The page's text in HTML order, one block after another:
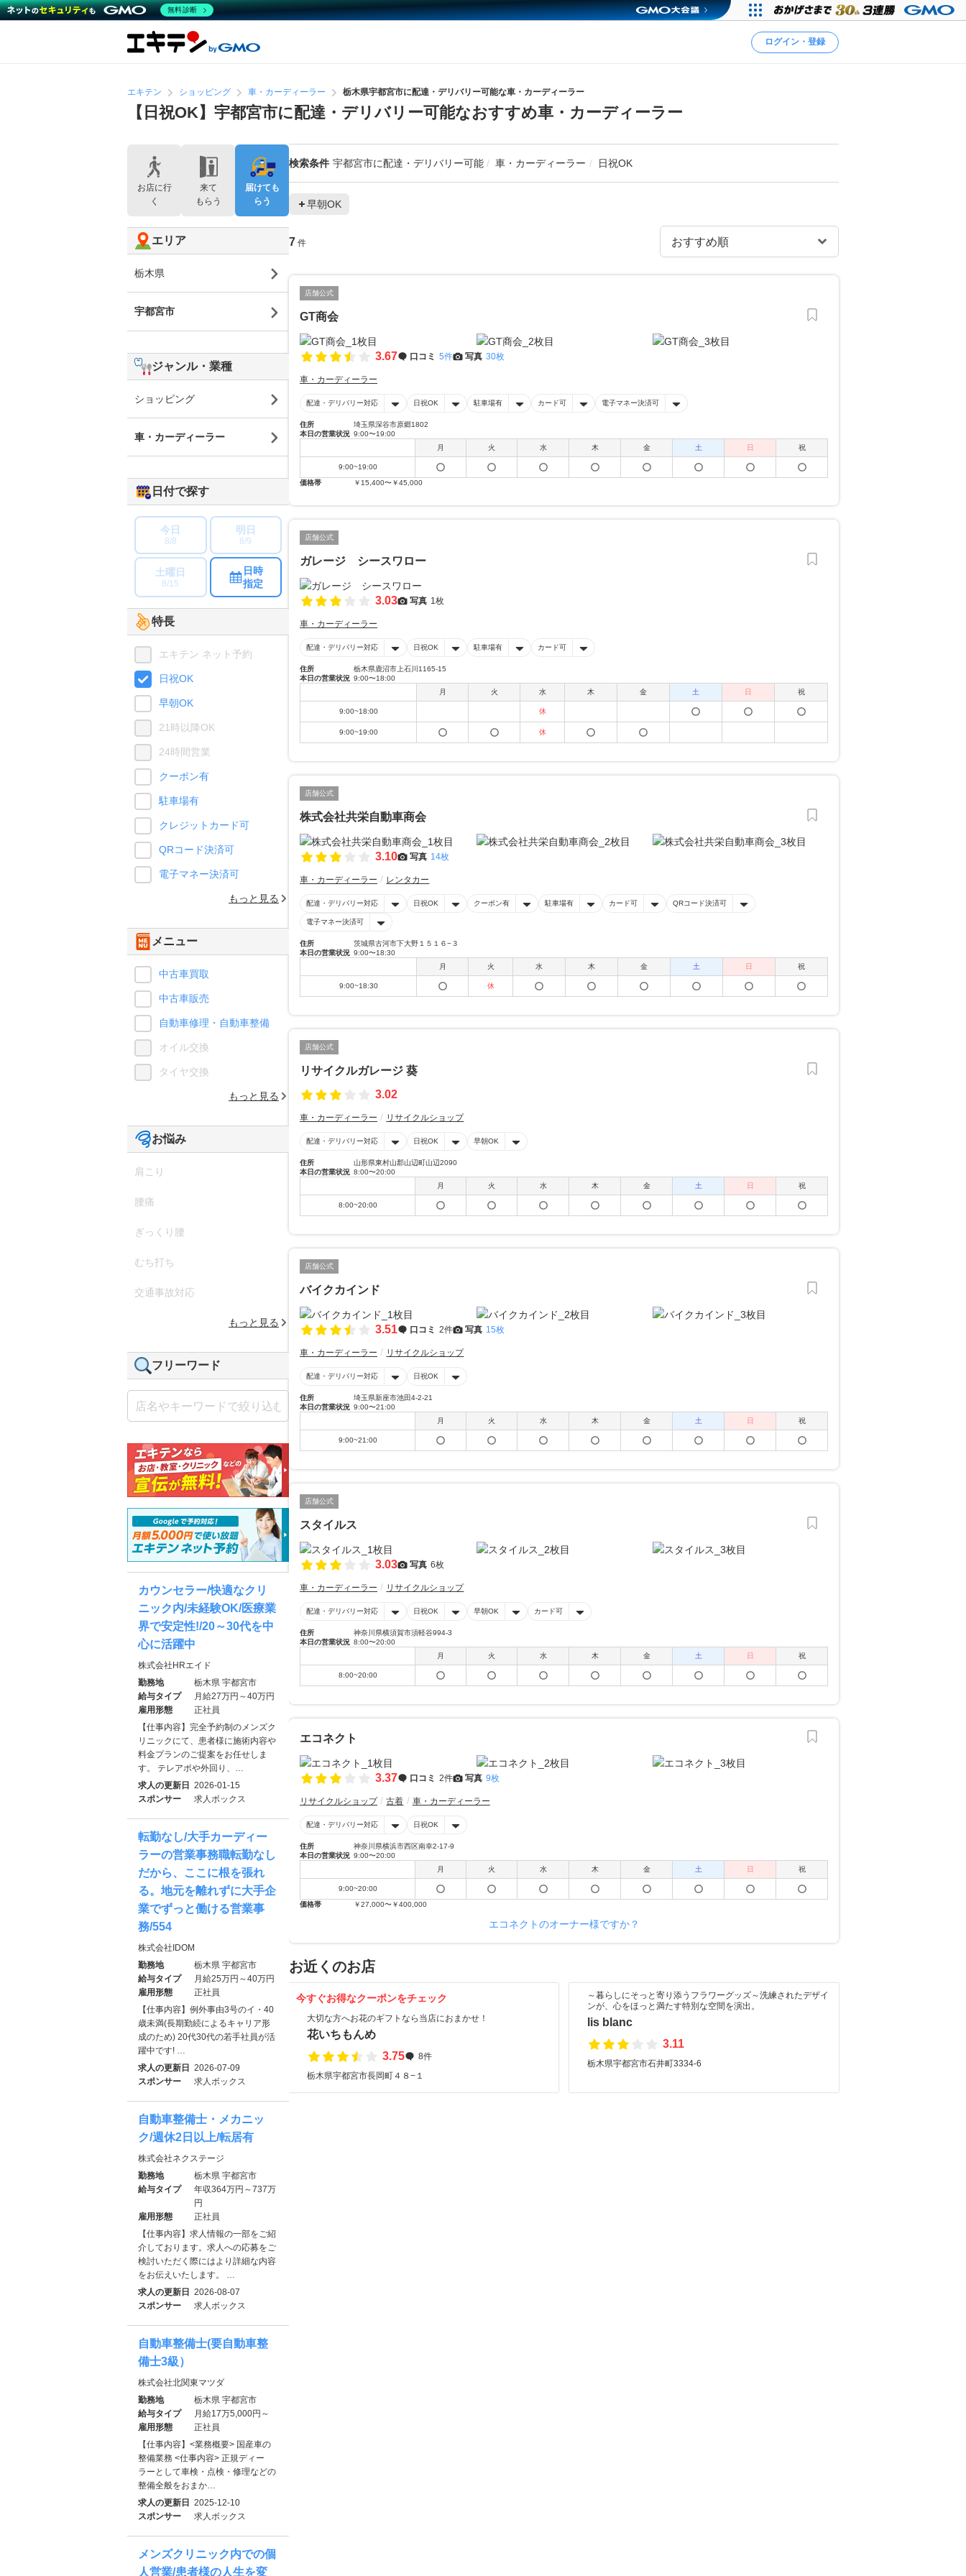
ログイン・登録
エキテン ショッピング 車・カーディーラー 栃木県宇都宮市に配達・デリバリー可能な車・カーディーラー
【日祝OK】宇都宮市に配達・デリバリー可能なおすすめ車・カーディーラー
検索条件 宇都宮市に配達・デリバリー可能 車・カーディーラー 日祝OK
早朝OK
7 件
店舗公式
GT商会
3.67 口コミ 5件 写真 30枚
車・カーディーラー
配達・デリバリー対応 日祝OK 駐車場有 カード可 電子マネー決済可
住所
埼玉県深谷市原郷1802
本日の営業状況 9:00〜19:00
月
火 水 木 金 土 日 祝
9:00~19:00
価格帯
￥15,400〜￥45,000
店舗公式
ガレージ シースワロー
3.03 写真 1枚
車・カーディーラー
配達・デリバリー対応 日祝OK 駐車場有 カード可
住所
栃木県鹿沼市上石川1165-15
本日の営業状況 9:00〜18:00
月
火 水 木 金 土 日 祝
9:00~18:00 休
9:00~19:00 休
店舗公式
株式会社共栄自動車商会
3.10 写真 14枚
車・カーディーラー レンタカー
配達・デリバリー対応 日祝OK クーポン有 駐車場有 カード可 QRコード決済可
電子マネー決済可
住所
茨城県古河市下大野１５１６−３
本日の営業状況 9:00〜18:30
月
火 水 木 金 土 日 祝
9:00~18:30 休
店舗公式
リサイクルガレージ 葵
3.02
車・カーディーラー リサイクルショップ
配達・デリバリー対応 日祝OK 早朝OK
住所
山形県東村山郡山辺町山辺2090
本日の営業状況 8:00〜20:00
月
火 水 木 金 土 日 祝
8:00~20:00
店舗公式
バイクカインド
3.51 口コミ 2件 写真 15枚
車・カーディーラー リサイクルショップ
配達・デリバリー対応 日祝OK
住所
埼玉県新座市池田4-2-21
本日の営業状況 9:00〜21:00
月
火 水 木 金 土 日 祝
9:00~21:00
店舗公式
スタイルス
3.03 写真 6枚
車・カーディーラー リサイクルショップ
配達・デリバリー対応 日祝OK 早朝OK カード可
住所
神奈川県横須賀市須軽谷994-3
本日の営業状況 8:00〜20:00
月
火 水 木 金 土 日 祝
8:00~20:00
エコネクト
3.37 口コミ 2件 写真 9枚
リサイクルショップ 古着 車・カーディーラー
配達・デリバリー対応 日祝OK
住所
神奈川県横浜市西区南幸2-17-9
本日の営業状況 9:00〜20:00
月
火 水 木 金 土 日 祝
9:00~20:00
価格帯
￥27,000〜￥400,000
エコネクトのオーナー様ですか？
お近くのお店
今すぐお得なクーポンをチェック
大切な方へお花のギフトなら当店におまかせ！
花いちもんめ
3.75
8件
栃木県宇都宮市長岡町４８−１
～暮らしにそっと寄り添うフラワーグッズ～洗練されたデザイ
ンが、心をほっと満たす特別な空間を演出。
lis blanc
3.11
栃木県宇都宮市石井町3334-6
お店に行
く
来て
もらう
届けても
らう
エリア
栃木県
宇都宮市
ジャンル・業種
ショッピング
車・カーディーラー
日付で探す
今日
8/8
明日
8/9
土曜日
8/15
日時
指定
特長
エキテン ネット予約
日祝OK
早朝OK
21時以降OK
24時間営業
クーポン有
駐車場有
クレジットカード可
QRコード決済可
電子マネー決済可
もっと見る
メニュー
中古車買取
中古車販売
自動車修理・自動車整備
オイル交換
タイヤ交換
もっと見る
お悩み
肩こり
腰痛
ぎっくり腰
むち打ち
交通事故対応
もっと見る
フリーワード
カウンセラー/快適なクリ
ニック内/未経験OK/医療業
界で安定性!/20～30代を中
心に活躍中
株式会社HRエイド
勤務地
栃木県 宇都宮市
給与タイプ
月給27万円～40万円
雇用形態
正社員
【仕事内容】完全予約制のメンズク
リニックにて、患者様に施術内容や
料金プランのご提案をお任せしま
す。 テレアポや外回り、…
求人の更新日
2026-01-15
スポンサー
求人ボックス
転勤なし/大手カーディー
ラーの営業事務職転勤なし
だから、ここに根を張れ
る。地元を離れずに大手企
業でずっと働ける営業事
務/554
株式会社IDOM
勤務地
栃木県 宇都宮市
給与タイプ
月給25万円～40万円
雇用形態
正社員
【仕事内容】例外事由3号のイ・40
歳未満(長期勤続によるキャリア形
成のため) 20代30代の若手社員が活
躍中です! …
求人の更新日
2026-07-09
スポンサー
求人ボックス
自動車整備士・メカニッ
ク/週休2日以上/転居有
株式会社ネクステージ
勤務地
栃木県 宇都宮市
給与タイプ
年収364万円～737万
円
雇用形態
正社員
【仕事内容】求人情報の一部をご紹
介しております。求人への応募をご
検討いただく際にはより詳細な内容
をお伝えいたします。 …
求人の更新日
2026-08-07
スポンサー
求人ボックス
自動車整備士(要自動車整
備士3級）
株式会社北関東マツダ
勤務地
栃木県 宇都宮市
給与タイプ
月給17万5,000円～
雇用形態
正社員
【仕事内容】<業務概要> 国産車の
整備業務 <仕事内容> 正規ディー
ラーとして⾞検・点検・修理などの
整備全般をおまか…
求人の更新日
2025-12-10
スポンサー
求人ボックス
メンズクリニック内での個
人営業/患者様の人生を変
無料診断